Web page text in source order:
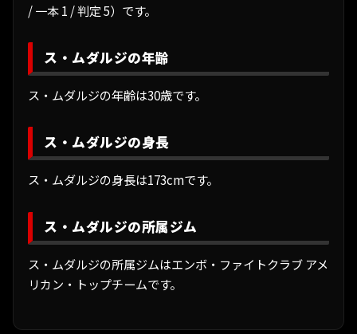
/ 一本 1 / 判定 5）です。
ス・ムダルジの年齢
ス・ムダルジの年齢は30歳です。
ス・ムダルジの身長
ス・ムダルジの身長は173cmです。
ス・ムダルジの所属ジム
ス・ムダルジの所属ジムはエンボ・ファイトクラブ アメ
リカン・トップチームです。